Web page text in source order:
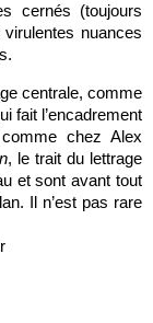
cernés (toujours
nuances
centrale, comme
fait l’encadrement
chez Alex
, le trait du lettrage
et sont avant tout
Il n’est pas rare